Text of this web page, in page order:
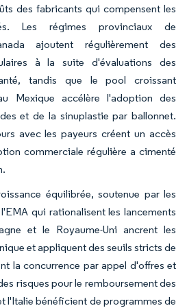
des fabricants qui compensent les
Les régimes provinciaux de
ajoutent régulièrement des
à la suite d'évaluations des
tandis que le pool croissant
Mexique accélère l'adoption des
et de la sinuplastie par ballonnet.
avec les payeurs créent un accès
commerciale régulière a cimenté
équilibrée, soutenue par les
qui rationalisent les lancements
et le Royaume-Uni ancrent les
et appliquent des seuils stricts de
la concurrence par appel d'offres et
risques pour le remboursement des
l'Italie bénéficient de programmes de